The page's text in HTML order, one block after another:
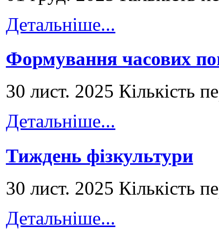
Детальніше...
Формування часових
30 лист. 2025 Кількість
Детальніше...
Тиждень фізкультури
30 лист. 2025 Кількість
Детальніше...